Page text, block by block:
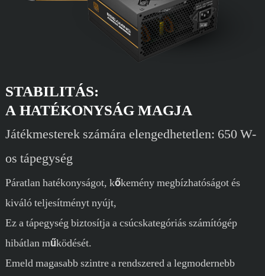
STABILITÁS:
A HATÉKONYSÁG MAGJA
Játékmesterek számára elengedhetetlen: 650 W-
os tápegység
Páratlan hatékonyságot, kőkemény megbízhatóságot és
kiváló teljesítményt nyújt,
Ez a tápegység biztosítja a csúcskategóriás számítógép
hibátlan működését.
Emeld magasabb szintre a rendszered a legmodernebb